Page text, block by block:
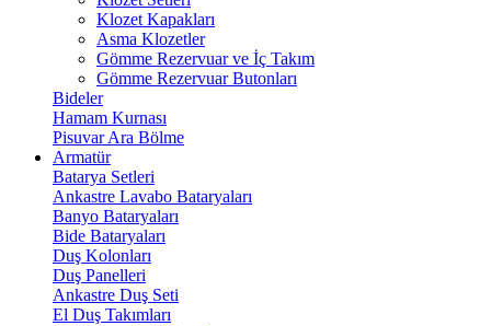
Klozet Kapakları
Asma Klozetler
Gömme Rezervuar ve İç Takım
Gömme Rezervuar Butonları
Bideler
Hamam Kurnası
Pisuvar Ara Bölme
Armatür
Batarya Setleri
Ankastre Lavabo Bataryaları
Banyo Bataryaları
Bide Bataryaları
Duş Kolonları
Duş Panelleri
Ankastre Duş Seti
El Duş Takımları